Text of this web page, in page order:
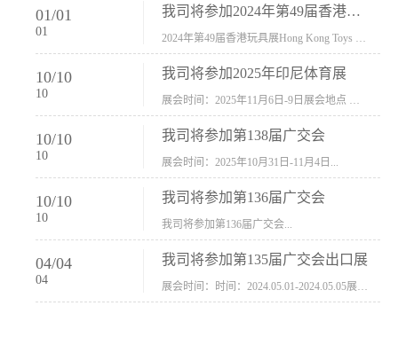
01/01
01
我司将参加2024年第49届香港玩具展Hong Kong Toys & Games Fair 欢迎新···
10/10
10
我司将参加2025年印尼体育展
10/10
10
我司将参加第138届广交会
展会时间：2025年10月31日-11月4日...
10/10
10
我司将参加第136届广交会
我司将参加第136届广交会...
04/04
04
我司将参加第135届广交会出口展
展会时间：时间：2024.05.01-2024.05.05展会地址：中国进出口商品交易会展馆福建康莱宝公司展位号12.1G37-38、H11-12，浙江康莱宝展位号17.1B23-24、C19-20...